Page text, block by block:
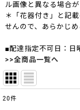
ル画像と異なる場合が
＊「花器付き」と記
せんので、あらかじめ
■配達指定不可日：日
>>全商品一覧へ
20件